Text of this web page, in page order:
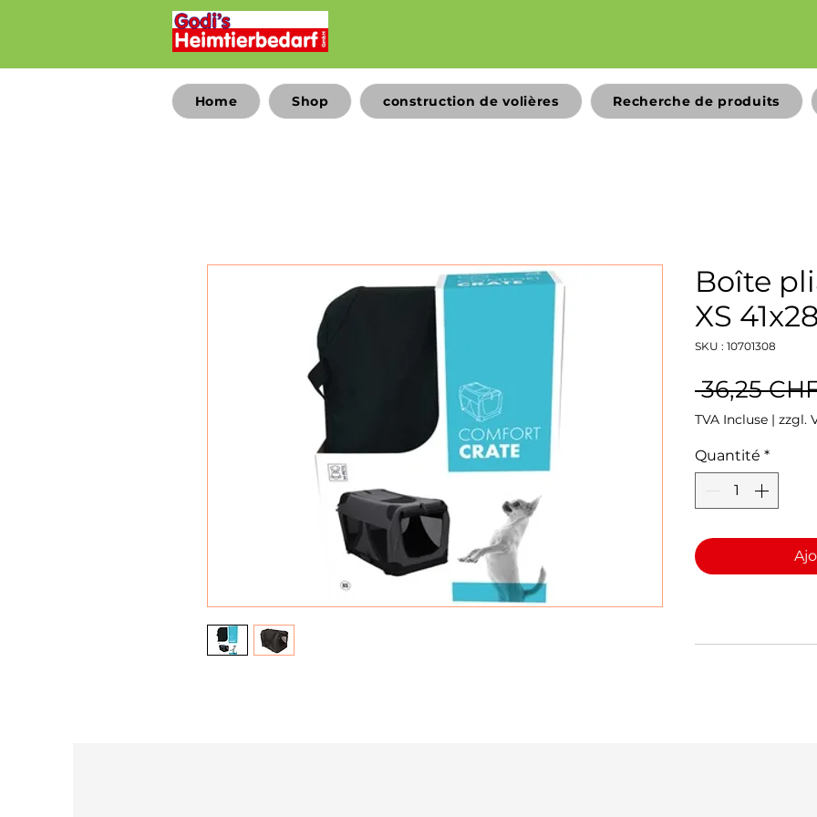
Home Shop construction de volières Recherche de produits
Boîte
XS
SKU : 10701308
36,25
TVA Incluse | zzgl.
Quantité *